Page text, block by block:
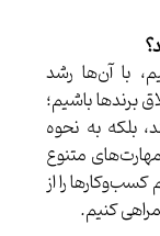
با آن‌ها رشد
برندها باشیم؛
بلکه به نحوه
متنوع
را از
کنیم.